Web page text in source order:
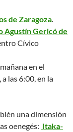
de Zaragoza
Agustín Gericó de
Cívico
en el
las 6:00, en la
una dimensión
oenegés: Itaka-